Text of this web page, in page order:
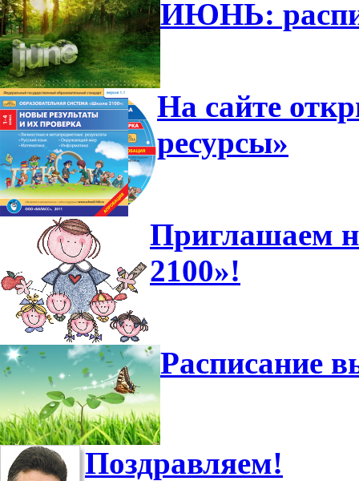
ИЮНЬ:
На сайте
ресурсы»
Приглашаем
2100»!
Расписание
Поздравляем!